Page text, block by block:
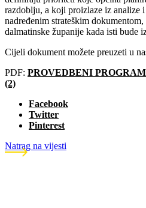
razdoblju, a koji proizlaze iz analize
nadređenim strateškim
dalmatinske županije kada isti bude
Cijeli dokument možete preuzeti u
PDF: PROVEDBENI
(2)
Facebook
Twitter
Pinterest
Natrag na vijesti